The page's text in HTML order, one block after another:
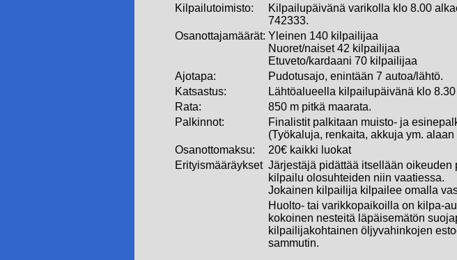
Kilpailutoimisto:
Kilpailupäivänä varikolla klo 8.00
742333.
Osanottajamäärät: Yleinen 140 kilpailijaa
Nuoret/naiset 42 kilpailijaa
Etuveto/kardaani 70 kilpailijaa
Ajotapa:
Pudotusajo, enintään 7 autoa/lähtö.
Katsastus:
Lähtöalueella kilpailupäivänä klo
Rata:
850 m pitkä maarata.
Palkinnot:
Finalistit palkitaan muisto- ja
(Työkaluja, renkaita, akkuja ym.
Osanottomaksu:
20€ kaikki luokat
Erityismääräykset Järjestäjä pidättää itsellään oikeuden
kilpailu olosuhteiden niin vaatiessa.
Jokainen kilpailija kilpailee omalla
Huolto- tai varikkopaikoilla on kilpa-
kokoinen nesteitä läpäisemätön
kilpailijakohtainen öljyvahinkojen
sammutin.